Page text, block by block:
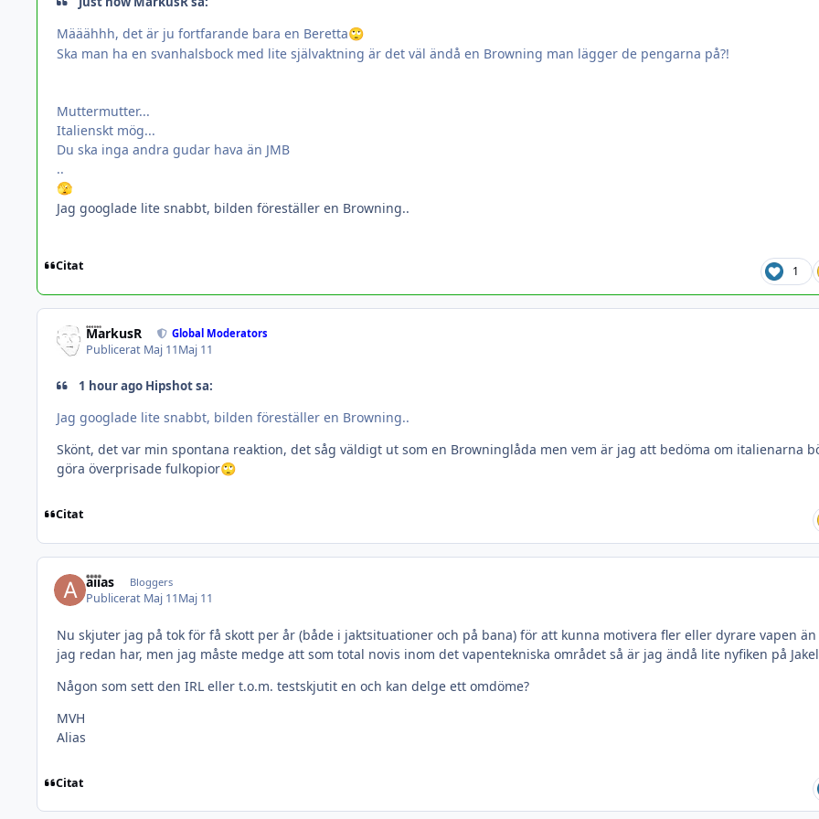
Määähhh, det är ju fortfarande bara en Beretta🙄
Ska man ha en svanhalsbock med lite självaktning är det väl ändå en Browning man lägger de pengarna på?!
Muttermutter...
Italienskt mög...
Du ska inga andra gudar hava än JMB
..
🫣
Jag googlade lite snabbt, bilden föreställer en Browning..
Citat 1
MarkusR Global Moderators
Publicerat Maj 11Maj 11
1 hour ago Hipshot sa:
Jag googlade lite snabbt, bilden föreställer en Browning..
Skönt, det var min spontana reaktion, det såg väldigt ut som en Browninglåda men vem är jag att bedöma om italienarna
göra överprisade fulkopior🙄
Citat
alias Bloggers
Publicerat Maj 11Maj 11
Nu skjuter jag på tok för få skott per år (både i jaktsituationer och på bana) för att kunna motivera fler eller dyrare vapen än
jag redan har, men jag måste medge att som total novis inom det vapentekniska området så är jag ändå lite nyfiken på
Någon som sett den IRL eller t.o.m. testskjutit en och kan delge ett omdöme?
MVH
Alias
Citat